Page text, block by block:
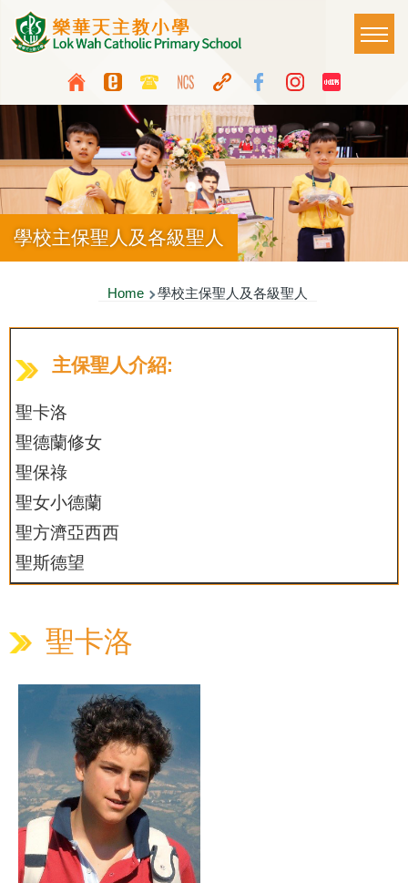
Skip to main content
Top
Media
Icon
Button
Language
switcher
Main
學校主保聖人及各級聖人
Breadcrumb
Home 學校主保聖人及各級聖人
主保聖人介紹:
聖卡洛
聖德蘭修女
聖保祿
聖女小德蘭
聖方濟亞西西
聖斯德望
聖卡洛